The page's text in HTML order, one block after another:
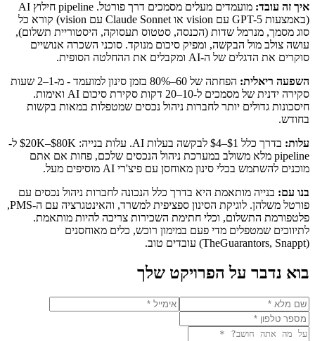
איך זה עובד:
מועמדים מעלים מסמכים דרך פורטל. pipeline חילוץ AI
(באמצעות GPT-5 עם vision או Claude Sonnet עם vision) קורא כל
סוג מסמך, מנרמל שדות (הכנסה, סטטוס תעסוקה, היסטוריית תשלום),
עושה צולב מול הבקשה, ומפיק סיכום מנוקד. סוכני השכרה אנושיים
סוקרים את הדגלים של ה-AI ומקבלים את ההחלטה הסופית.
השפעה ריאלית:
הפחתה של 60–80% בזמן סינון למועמד - מ-1–2 שעות
סקירה ידנית של מסמכים ל-10–20 דקות סקירת סיכום AI ואימות.
חיסכונות גדולים יותר לחברות ניהול נכסים שמטפלות במאות בקשות
בחודש.
עלות:
בדרך כלל $1–$4 לבקשה בעלות AI. עלות בנייה: $20K–$80K ל-
pipeline מלא משולב במערכת ניהול הנכסים שלכם, פחות אם אתם
מוכנים להשתמש בכלי סינון מאוחסן עם פיצ'רי AI מוסיפים מעל.
בנו עם: בנייה מותאמת היא בדרך כלל הנכונה לחברות ניהול נכסים עם
פורטל משלהן. לוגיקת הסינון ספציפית למשרד, והאינטגרציה עם ה-PMS,
פלטפורמת התשלום, וכלי חתימת השכירות צריכה להיות מותאמת.
לתיווכים שמטפלים מדי פעם במימון רוכש, כלים מאוחסנים
(TheGuarantors, Snappt) עובדים טוב.
בוא נדבר על הפרויקט שלך